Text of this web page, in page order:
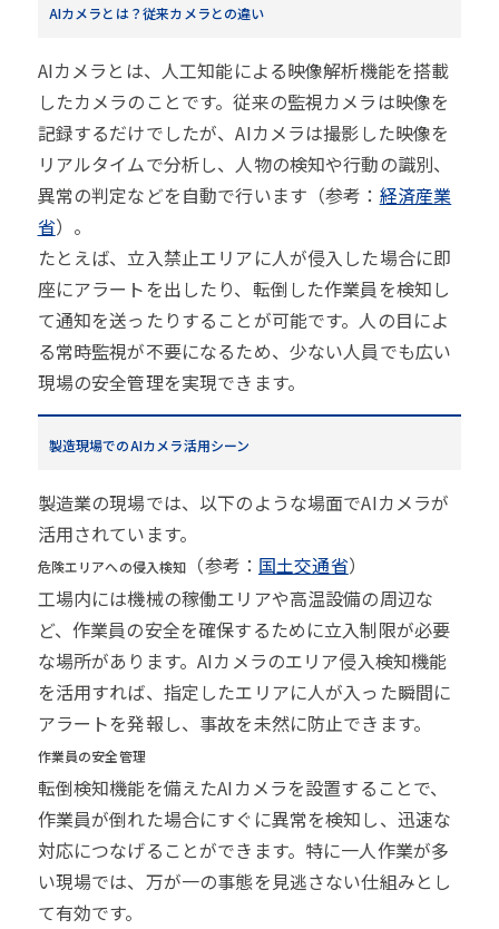
AIカメラとは？従来カメラとの違い
AIカメラとは、人工知能による映像解析機能を搭載
したカメラのことです。従来の監視カメラは映像を
記録するだけでしたが、AIカメラは撮影した映像を
リアルタイムで分析し、人物の検知や行動の識別、
異常の判定などを自動で行います（参考： 経済産業
省）。
たとえば、立入禁止エリアに人が侵入した場合に即
座にアラートを出したり、転倒した作業員を検知し
て通知を送ったりすることが可能です。人の目によ
る常時監視が不要になるため、少ない人員でも広い
現場の安全管理を実現できます。
製造現場でのAIカメラ活用シーン
製造業の現場では、以下のような場面でAIカメラが
活用されています。
危険エリアへの侵入検知 （参考： 国土交通省）
工場内には機械の稼働エリアや高温設備の周辺な
ど、作業員の安全を確保するために立入制限が必要
な場所があります。AIカメラのエリア侵入検知機能
を活用すれば、指定したエリアに人が入った瞬間に
アラートを発報し、事故を未然に防止できます。
作業員の安全管理
転倒検知機能を備えたAIカメラを設置することで、
作業員が倒れた場合にすぐに異常を検知し、迅速な
対応につなげることができます。特に一人作業が多
い現場では、万が一の事態を見逃さない仕組みとし
て有効です。